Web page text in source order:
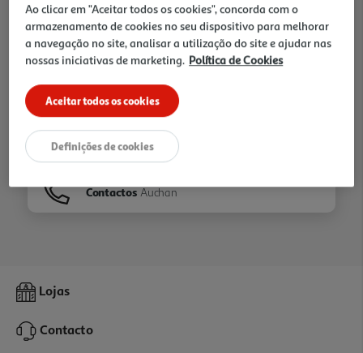
Ir para Homepage
Folhetos
Contactos Auchan
Lojas
Contacto
Ao clicar em "Aceitar todos os cookies", concorda com o
armazenamento de cookies no seu dispositivo para melhorar
a navegação no site, analisar a utilização do site e ajudar nas
nossas iniciativas de marketing. Política de Cookies
Aceitar todos os cookies
Definições de cookies